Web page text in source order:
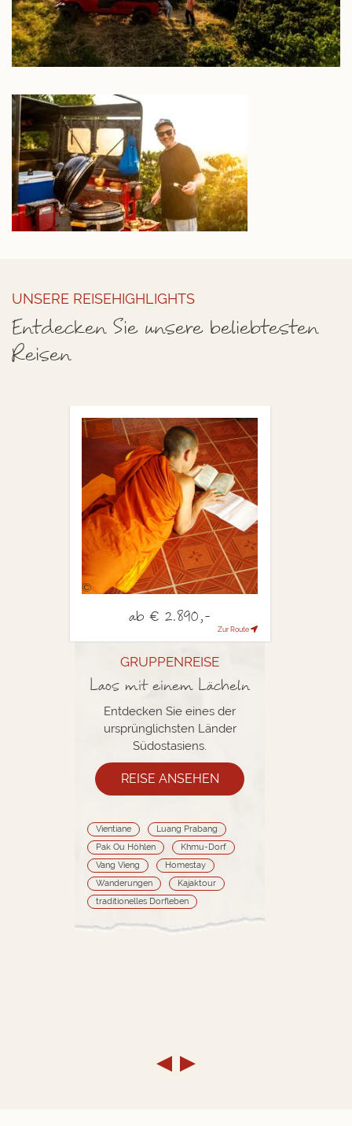
UNSERE REISEHIGHLIGHTS
Entdecken Sie unsere beliebtesten
Reisen
©
ab € 2.890,-
Zur Route
GRUPPENREISE
Laos mit einem Lächeln
Entdecken Sie eines der
ursprünglichsten Länder
Südostasiens.
REISE ANSEHEN
Vientiane
Luang Prabang
Pak Ou Höhlen
Khmu-Dorf
Vang Vieng
Homestay
Wanderungen
Kajaktour
traditionelles Dorfleben